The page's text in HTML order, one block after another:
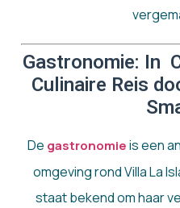
Gastronomie: In
Culinaire Reis
De gastronomieis een
omgeving rond Villa La
staat bekend om haar